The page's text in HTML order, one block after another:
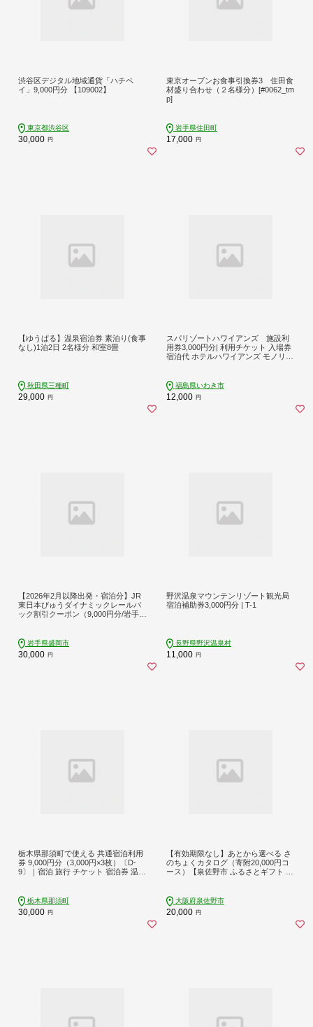
渋谷区デジタル地域通貨「ハチペ
イ」9,000円分 【109002】
東京都渋谷区
30,000 円
東京オーブンお食事引換券3 住田食
材盛り合わせ（２名様分）[#0062_tm
p]
岩手県住田町
17,000 円
【ゆうぱる】温泉宿泊券 素泊り(食事
なし)1泊2日 2名様分 和室8畳
秋田県三種町
29,000 円
スパリゾートハワイアンズ 施設利
用券3,000円分| 利用チケット 入場券
宿泊代 ホテルハワイアンズ モノリス
ウィーク プール スパ 温水プール 福
島県 いわき市 | ZZ001
福島県いわき市
12,000 円
【2026年2月以降出発・宿泊分】JR
東日本びゅうダイナミックレールパ
ック割引クーポン（9,000円分/岩手県
岩手県盛岡市
30,000 円
野沢温泉マウンテンリゾート観光局
宿泊補助券3,000円分 | T-1
長野県野沢温泉村
11,000 円
栃木県那須町で使える 共通宿泊利用
券 9,000円分（3,000円×3枚）〔D-
9〕｜宿泊 旅行 チケット 宿泊券 温泉
栃木県那須町
30,000 円
【有効期限なし】あとから選べる さ
のちょくカタログ（寄附20,000円コ
ース）【泉佐野市 ふるさとギフト 40
タログギフト あとからセレクト】 sn
028
大阪府泉佐野市
20,000 円